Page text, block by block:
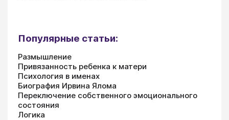
Популярные статьи:
Размышление
Привязанность ребенка к матери
Психология в именах
Биография Ирвина Ялома
Переключение собственного эмоционального
состояния
Логика